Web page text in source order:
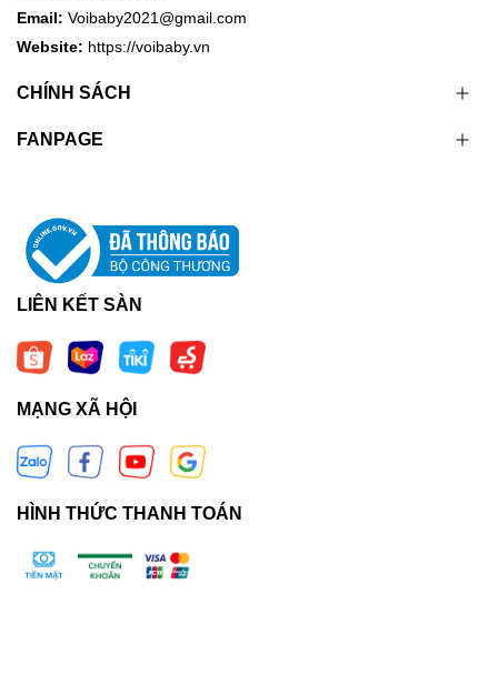
Email: Voibaby2021@gmail.com
Website: https://voibaby.vn
CHÍNH SÁCH
FANPAGE
LIÊN KẾT SÀN
MẠNG XÃ HỘI
HÌNH THỨC THANH TOÁN